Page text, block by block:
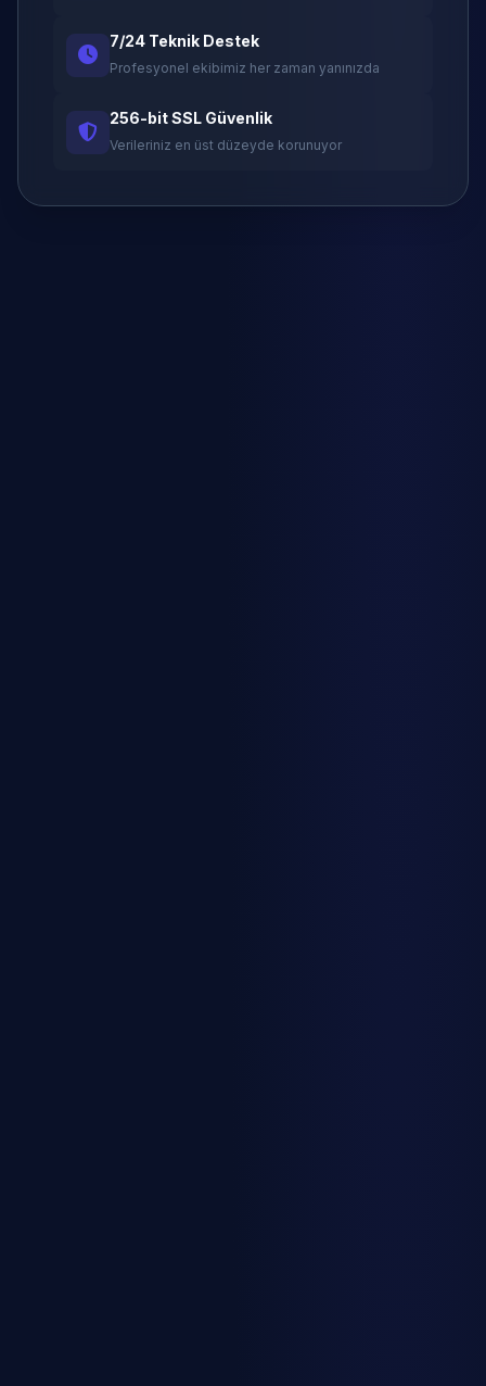
7/24 Teknik Destek
Profesyonel ekibimiz her zaman yanınızda
256-bit SSL Güvenlik
Verileriniz en üst düzeyde korunuyor